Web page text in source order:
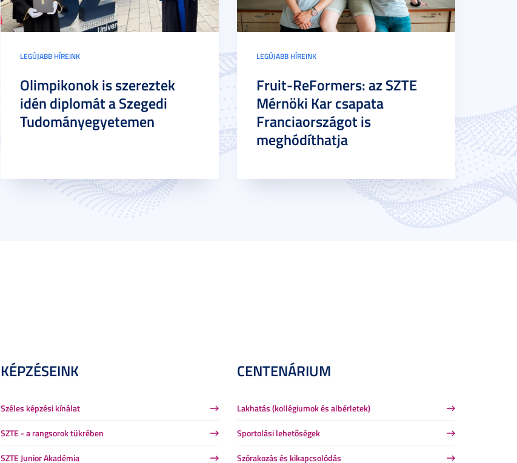
LEGÚJABB HÍREINK
Olimpikonok is szereztek
idén diplomát a Szegedi
Tudományegyetemen
LEGÚJABB HÍREINK
Fruit-ReFormers: az SZTE
Mérnöki Kar csapata
Franciaországot is
meghódíthatja
KÉPZÉSEINK
Széles képzési kínálat
SZTE - a rangsorok tükrében
SZTE Junior Akadémia
CENTENÁRIUM
Lakhatás (kollégiumok és albérletek)
Sportolási lehetőségek
Szórakozás és kikapcsolódás